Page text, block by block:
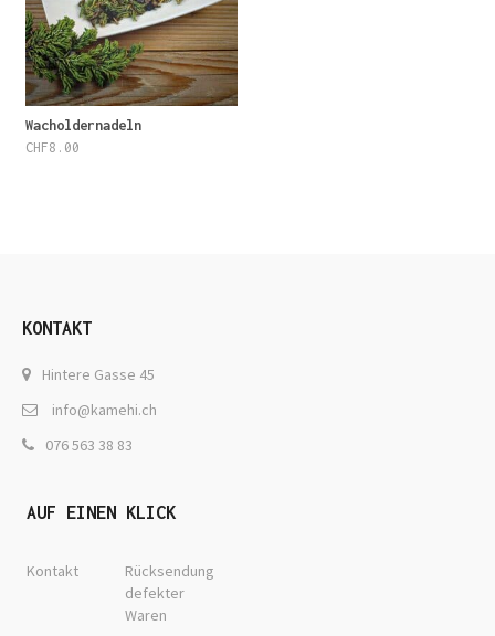
Wacholdernadeln
CHF8.00
KONTAKT
Hintere Gasse 45
info@kamehi.ch
076 563 38 83
AUF EINEN KLICK
Kontakt
Rücksendung
defekter
Waren